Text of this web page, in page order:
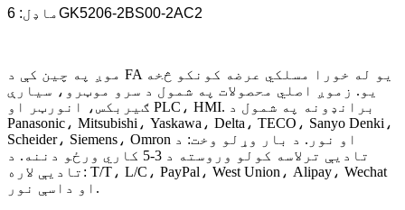
ماډل: 6GK5206-2BS00-2AC2
موږ په چین کې د FA یو له خورا مسلکي عرضه کونکو څخه
یو. زموږ اصلي محصولات په شمول د سرو موټرو، سیارې
ګیربکس، انورټر او PLC، HMI. برانډونه په شمول د
Panasonic، Mitsubishi، Yaskawa، Delta، TECO، Sanyo Denki،
Scheider، Siemens، Omron او نور. د بار وړلو وخت: د
تادیې ترلاسه کولو وروسته د 3-5 کاري ورځو دننه. د
تادیې لاره: T/T، L/C، PayPal، West Union، Alipay، Wechat
او داسې نور.